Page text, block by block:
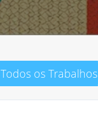
Todos os Trabalhos